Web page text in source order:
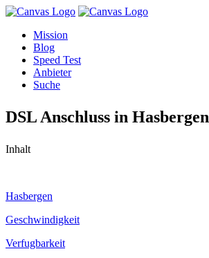
Mission
Blog
Speed Test
Anbieter
Suche
DSL Anschluss in Hasbergen
Inhalt
Hasbergen
Geschwindigkeit
Verfugbarkeit